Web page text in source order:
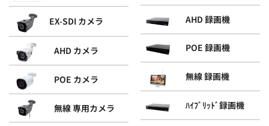
EX-SDI カメラ
AHD カメラ
POE カメラ
無線 専用カメラ
AHD 録画機
POE 録画機
無線 録画機
ﾊｲﾌﾞﾘｯﾄﾞ録画機